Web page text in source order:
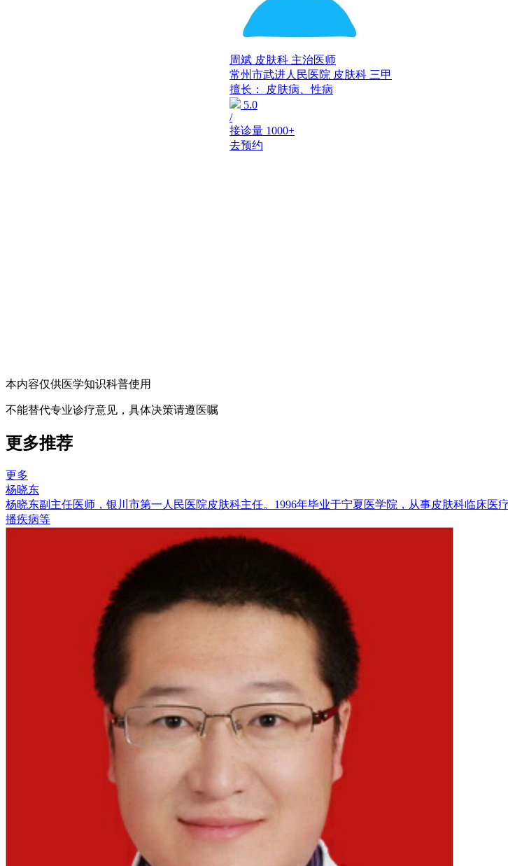
周斌 皮肤科 主治医师
常州市武进人民医院 皮肤科 三甲
擅长：
皮肤病、性病
5.0
/
接诊量 1000+
去预约
本内容仅供医学知识科普使用
不能替代专业诊疗意见，具体决策请遵医嘱
更多推荐
更多
杨晓东
杨晓东副主任医师，银川市第一人民医院皮肤科主任。1996年毕业于宁夏医学院，从事皮肤科临床
播疾病等